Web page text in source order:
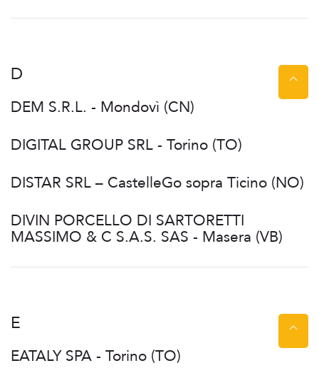
D
DEM S.R.L. - Mondovì (CN)
DIGITAL GROUP SRL - Torino (TO)
DISTAR SRL – CastelleGo sopra Ticino (NO)
DIVIN PORCELLO DI SARTORETTI
MASSIMO & C S.A.S. SAS - Masera (VB)
E
EATALY SPA - Torino (TO)